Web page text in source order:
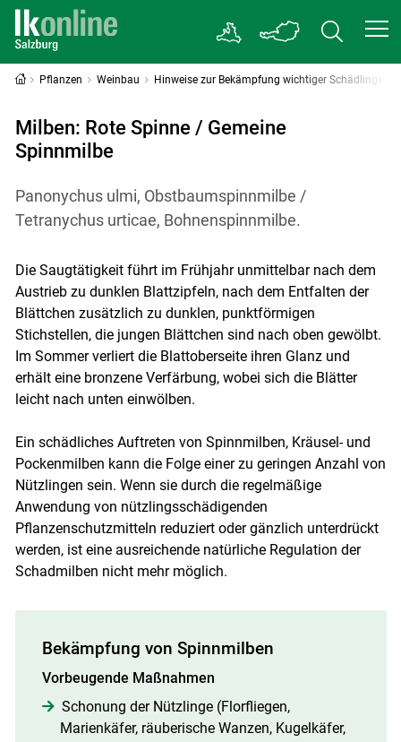
Pflanzen Weinbau Hinweise zur Bekämpfung wichtiger Schädlinge
Milben: Rote Spinne / Gemeine
Spinnmilbe
Panonychus ulmi, Obstbaumspinnmilbe /
Tetranychus urticae, Bohnenspinnmilbe.
Die Saugtätigkeit führt im Frühjahr unmittelbar nach dem
Austrieb zu dunklen Blattzipfeln, nach dem Entfalten der
Blättchen zusätzlich zu dunklen, punktförmigen
Stichstellen, die jungen Blättchen sind nach oben gewölbt.
Im Sommer verliert die Blattoberseite ihren Glanz und
erhält eine bronzene Verfärbung, wobei sich die Blätter
leicht nach unten einwölben.
Ein schädliches Auftreten von Spinnmilben, Kräusel- und
Pockenmilben kann die Folge einer zu geringen Anzahl von
Nützlingen sein. Wenn sie durch die regelmäßige
Anwendung von nützlingsschädigenden
Pflanzenschutzmitteln reduziert oder gänzlich unterdrückt
werden, ist eine ausreichende natürliche Regulation der
Schadmilben nicht mehr möglich.
Bekämpfung von Spinnmilben
Vorbeugende Maßnahmen
Schonung der Nützlinge (Florfliegen,
Marienkäfer, räuberische Wanzen, Kugelkäfer,